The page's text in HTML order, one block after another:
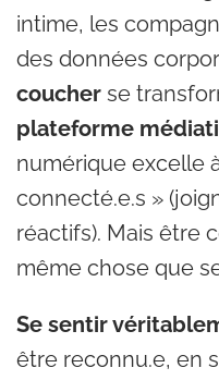
intime, les
des données
coucher se
plateforme
numérique excelle
connecté.e.s »
réactifs). Mais être
même chose que
Se sentir
être reconnu.e, en